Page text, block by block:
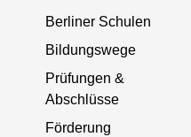
Berliner Schulen
Bildungswege
Prüfungen &
Abschlüsse
Förderung